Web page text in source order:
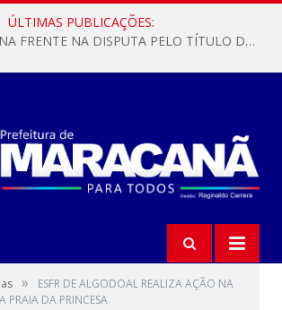
ÚLTIMAS PUBLICAÇÕES:
MARACANÃ SAI NA FRENTE NA DISPUTA PELO TÍTULO DA COPA PARÁ SUB-17!
»
ESFR DE ALGODOAL REALIZA AÇÃO NA
PRAIA DA PRINCESA